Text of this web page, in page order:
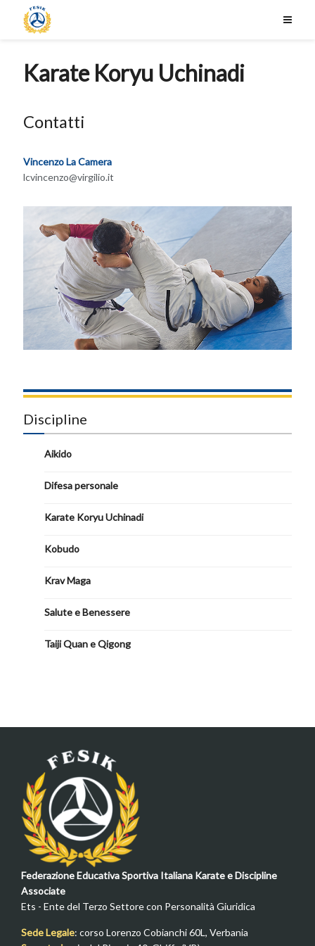
Karate Koryu Uchinadi
Contatti
Vincenzo La Camera
lcvincenzo@virgilio.it
Discipline
Aikido
Difesa personale
Karate Koryu Uchinadi
Kobudo
Krav Maga
Salute e Benessere
Taiji Quan e Qigong
Federazione Educativa Sportiva Italiana Karate e Discipline
Associate
Ets - Ente del Terzo Settore con Personalità Giuridica
Sede Legale: corso Lorenzo Cobianchi 60L, Verbania